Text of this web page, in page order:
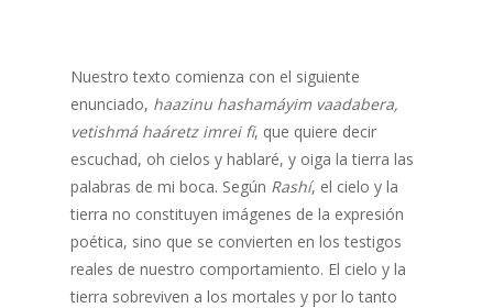
Nuestro texto comienza con el siguiente
enunciado, haazinu hashamáyim vaadabera,
vetishmá haáretz imrei fi, que quiere decir
escuchad, oh cielos y hablaré, y oiga la tierra las
palabras de mi boca. Según Rashí, el cielo y la
tierra no constituyen imágenes de la expresión
poética, sino que se convierten en los testigos
reales de nuestro comportamiento. El cielo y la
tierra sobreviven a los mortales y por lo tanto